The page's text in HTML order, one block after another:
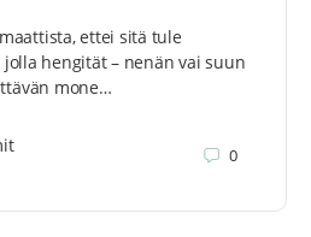
ettei sitä tule
hengität – nenän vai suun
mone…
0